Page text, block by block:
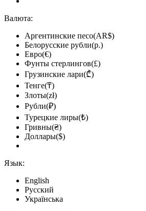
Валюта:
Аргентинские песо(AR$)
Белорусские рубли(р.)
Евро(€)
Фунты стерлингов(£)
Грузинские лари(₾)
Тенге(₸)
Злоты(zł)
Рубли(₽)
Турецкие лиры(₺)
Гривны(₴)
Доллары($)
Язык:
English
Русский
Українська